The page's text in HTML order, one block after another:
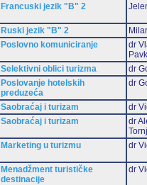
Francuski jezik "B" 2
Ruski jezik "B" 2
Poslovno komuniciranje
dr
Selektivni oblici turizma
dr
Poslovanje hotelskih
preduzeća
dr
Saobraćaj i turizam
dr
Saobraćaj i turizam
dr
Marketing u turizmu dr
Menadžment turističke
destinacije
dr